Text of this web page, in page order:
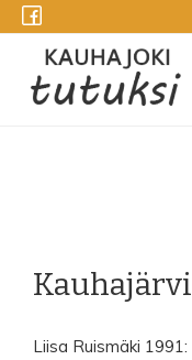
Siirry
sisältöön
Kauhajärvi
Liisa Ruismäki 1991: